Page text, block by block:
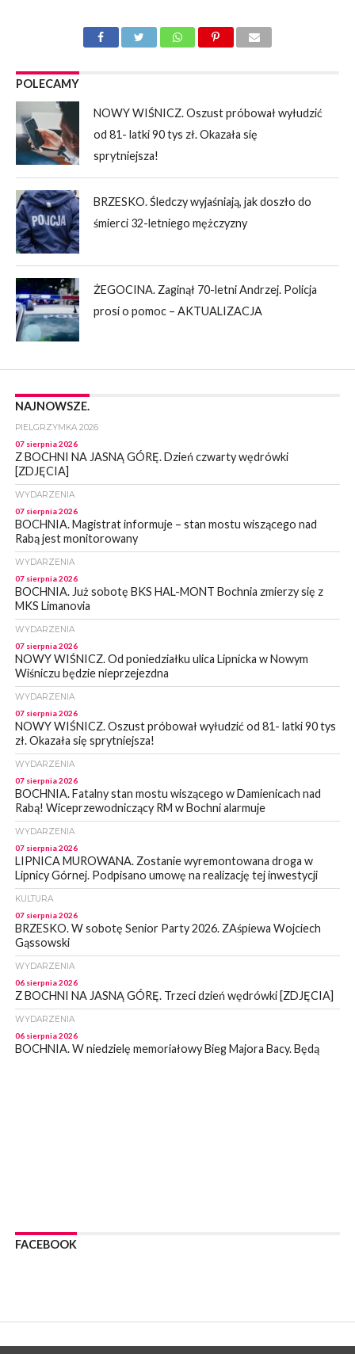
POLECAMY
NOWY WIŚNICZ. Oszust próbował wyłudzić
od 81- latki 90 tys zł. Okazała się
sprytniejsza!
BRZESKO. Śledczy wyjaśniają, jak doszło do
śmierci 32-letniego mężczyzny
ŻEGOCINA. Zaginął 70-letni Andrzej. Policja
prosi o pomoc – AKTUALIZACJA
NAJNOWSZE.
PIELGRZYMKA 2026
07 sierpnia 2026
Z BOCHNI NA JASNĄ GÓRĘ. Dzień czwarty wędrówki
[ZDJĘCIA]
WYDARZENIA
07 sierpnia 2026
BOCHNIA. Magistrat informuje – stan mostu wiszącego nad
Rabą jest monitorowany
WYDARZENIA
07 sierpnia 2026
BOCHNIA. Już sobotę BKS HAL-MONT Bochnia zmierzy się z
MKS Limanovia
WYDARZENIA
07 sierpnia 2026
NOWY WIŚNICZ. Od poniedziałku ulica Lipnicka w Nowym
Wiśniczu będzie nieprzejezdna
WYDARZENIA
07 sierpnia 2026
NOWY WIŚNICZ. Oszust próbował wyłudzić od 81- latki 90 tys
zł. Okazała się sprytniejsza!
WYDARZENIA
07 sierpnia 2026
BOCHNIA. Fatalny stan mostu wiszącego w Damienicach nad
Rabą! Wiceprzewodniczący RM w Bochni alarmuje
WYDARZENIA
07 sierpnia 2026
LIPNICA MUROWANA. Zostanie wyremontowana droga w
Lipnicy Górnej. Podpisano umowę na realizację tej inwestycji
KULTURA
07 sierpnia 2026
BRZESKO. W sobotę Senior Party 2026. ZAśpiewa Wojciech
Gąssowski
WYDARZENIA
06 sierpnia 2026
Z BOCHNI NA JASNĄ GÓRĘ. Trzeci dzień wędrówki [ZDJĘCIA]
WYDARZENIA
06 sierpnia 2026
BOCHNIA. W niedzielę memoriałowy Bieg Majora Bacy. Będą
06 sierpnia 2026
POWIAT BRZESKI. W Wytrzyszczce karetka zderzyła się z
FACEBOOK